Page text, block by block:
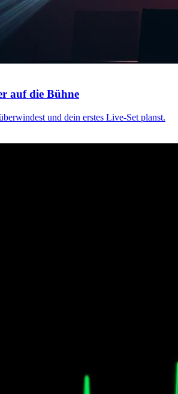
auf die Bühne
und dein erstes Live-Set planst.